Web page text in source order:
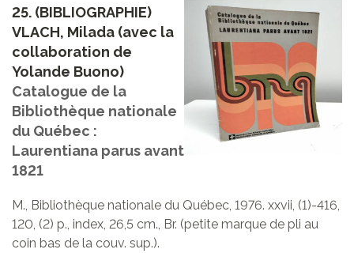
25. (BIBLIOGRAPHIE)
VLACH, Milada (avec la
collaboration de
Yolande Buono)
Catalogue de la
Bibliothèque nationale
du Québec :
Laurentiana parus avant
1821
M., Bibliothèque nationale du Québec, 1976. xxvii, (1)-416,
120, (2) p., index, 26,5 cm., Br. (petite marque de pli au
coin bas de la couv. sup.).